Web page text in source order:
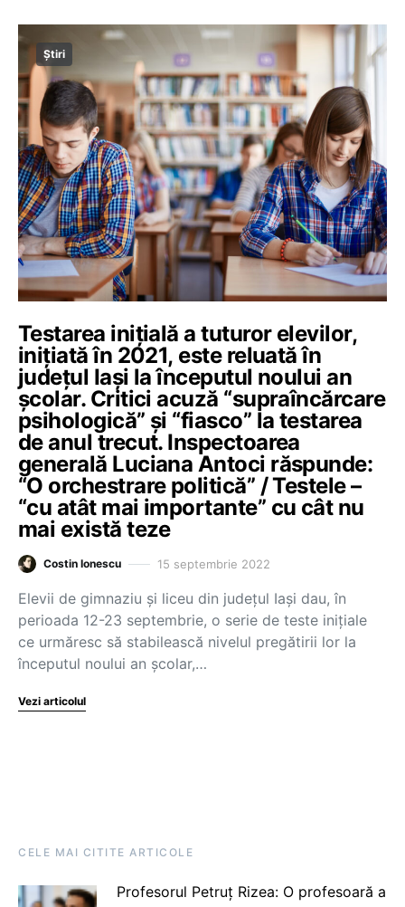
Știri
Testarea inițială a tuturor elevilor,
inițiată în 2021, este reluată în
județul Iași la începutul noului an
școlar. Critici acuză “supraîncărcare
psihologică” și “fiasco” la testarea
de anul trecut. Inspectoarea
generală Luciana Antoci răspunde:
“O orchestrare politică” / Testele –
“cu atât mai importante” cu cât nu
mai există teze
Costin Ionescu 15 septembrie 2022
Elevii de gimnaziu și liceu din județul Iași dau, în
perioada 12-23 septembrie, o serie de teste inițiale
ce urmăresc să stabilească nivelul pregătirii lor la
începutul noului an școlar,…
Vezi articolul
CELE MAI CITITE ARTICOLE
Profesorul Petruț Rizea: O profesoară a